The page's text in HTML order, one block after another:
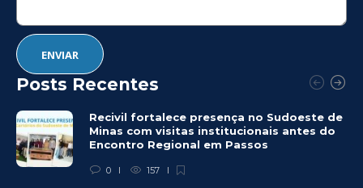
Posts Recentes
Recivil fortalece presença no Sudoeste de
Minas com visitas institucionais antes do
Encontro Regional em Passos
0 157